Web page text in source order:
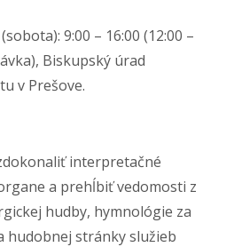
9:00 – 16:00 (12:00 –
Biskupský úrad
v Prešove.
interpretačné
a prehĺbiť vedomosti z
hudby, hymnológie za
hudobnej stránky služieb